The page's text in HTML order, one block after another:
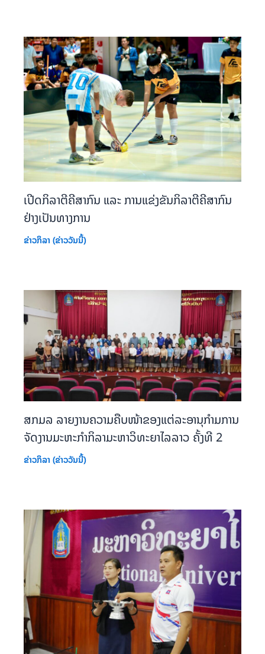
ເປີດກິລາຕີຄີສາກົນ ແລະ ການແຂ່ງຂັນກິລາຕີຄີສາກົນ
ຢ່າງເປັນທາງການ
ຂ່າວກິລາ (ຂ່າວວັນນີ້)
ສກມລ ລາຍງານຄວາມຄືບໜ້າຂອງແຕ່ລະອານຸກຳມການ
ຈັດງານມະຫະກຳກິລາມະຫາວິທະຍາໄລລາວ ຄັ້ງທີ 2
ຂ່າວກິລາ (ຂ່າວວັນນີ້)